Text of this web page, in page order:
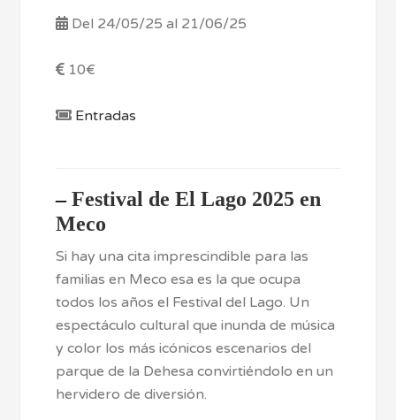
Del 24/05/25 al 21/06/25
10€
Entradas
–Festival de El Lago 2025 en
Meco
Si hay una cita imprescindible para las
familias en Meco esa es la que ocupa
todos los años el Festival del Lago. Un
espectáculo cultural que inunda de música
y color los más icónicos escenarios del
parque de la Dehesa convirtiéndolo en un
hervidero de diversión.